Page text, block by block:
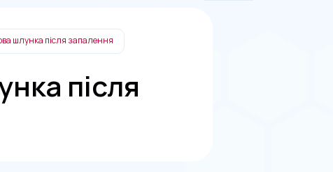
шлунка після запалення
після